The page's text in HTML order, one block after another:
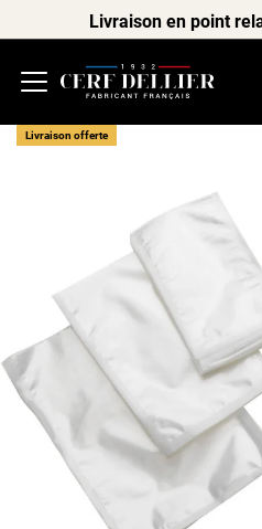
Livraison en point
Livraison offerte